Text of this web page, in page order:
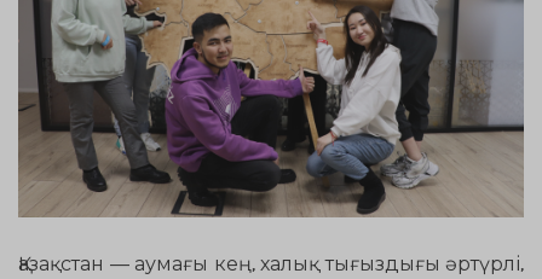
Қазақстан — аумағы кең, халық тығыздығы әртүрлі,